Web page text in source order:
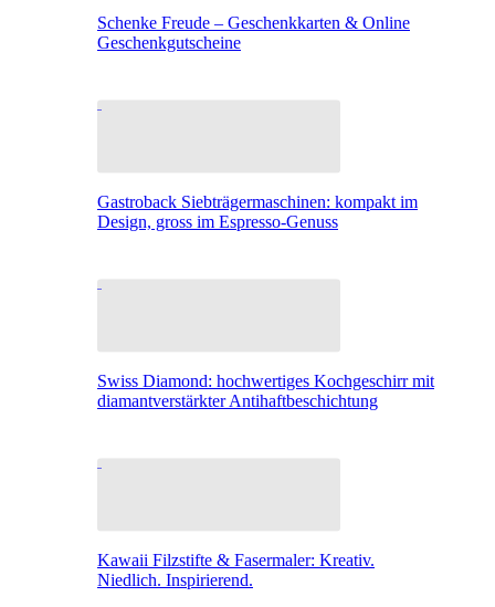
Schenke Freude – Geschenkkarten & Online
Geschenkgutscheine
Gastroback Siebträgermaschinen: kompakt im
Design, gross im Espresso-Genuss
Swiss Diamond: hochwertiges Kochgeschirr mit
diamantverstärkter Antihaftbeschichtung
Kawaii Filzstifte & Fasermaler: Kreativ.
Niedlich. Inspirierend.